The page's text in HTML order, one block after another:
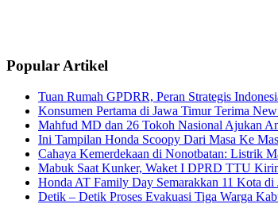
Popular Artikel
Tuan Rumah GPDRR, Peran Strategis
Konsumen Pertama di Jawa Timur Terima
Mahfud MD dan 26 Tokoh Nasional Ajukan
Ini Tampilan Honda Scoopy Dari Masa Ke
Cahaya Kemerdekaan di Nonotbatan: Listrik
Mabuk Saat Kunker, Waket I DPRD TTU
Honda AT Family Day Semarakkan 11 Kota di
Detik – Detik Proses Evakuasi Tiga Warga